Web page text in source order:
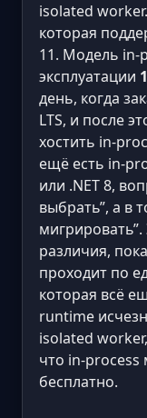
isolated
которая
11. Модель in-
эксплуатации
день, когда
LTS, и после
хостить in-
ещё есть in-
или .NET 8,
выбрать”, а в
различия,
проходит по
которая всё
runtime
isolated
что in-
бесплатно.